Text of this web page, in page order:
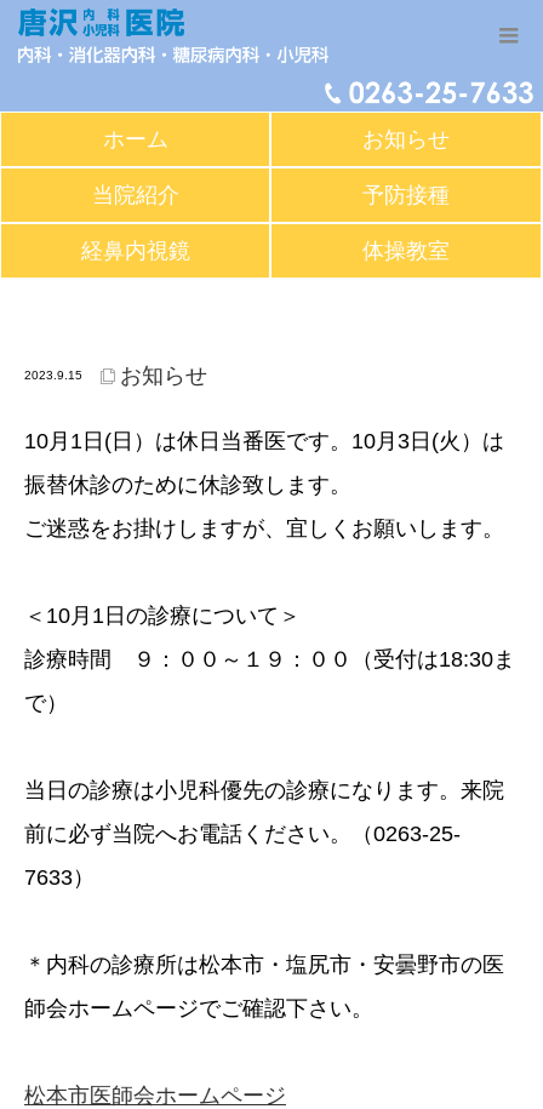
ホーム お知らせ
当院紹介 予防接種
経鼻内視鏡 体操教室
2023.9.15 お知らせ
10月1日(日）は休日当番医です。10月3日(火）は
振替休診のために休診致します。
ご迷惑をお掛けしますが、宜しくお願いします。
＜10月1日の診療について＞
診療時間 ９：００～１９：００（受付は18:30ま
で）
当日の診療は小児科優先の診療になります。来院
前に必ず当院へお電話ください。（0263-25-
7633）
＊内科の診療所は松本市・塩尻市・安曇野市の医
師会ホームページでご確認下さい。
松本市医師会ホームページ